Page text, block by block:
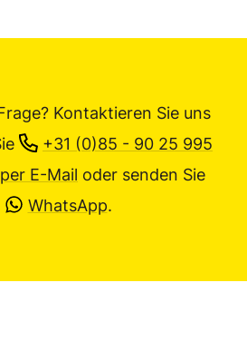
Kontaktieren Sie uns
+31 (0)85 - 90 25 995
E-Mail oder senden Sie
WhatsApp.